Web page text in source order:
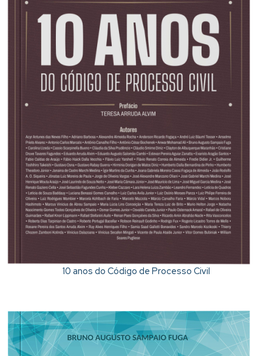
10 anos do Código de Processo Civil